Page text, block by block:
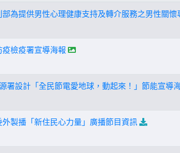
為提供男性心理健康支持及轉介服務之男性關懷
檢疫署宣導海報
署設計「全民節電愛地球，動起來！」節能宣導
製播「新住民心力量」廣播節目資訊